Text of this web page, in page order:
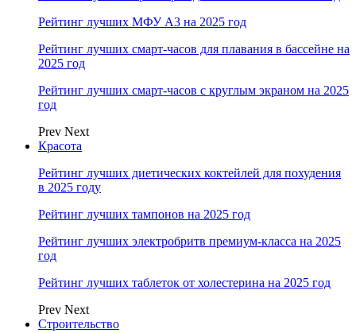
Рейтинг лучших МФУ А3 на 2025 год
Рейтинг лучших смарт-часов для плавания в бассейне на
2025 год
Рейтинг лучших смарт-часов с круглым экраном на 2025
год
Prev Next
Красота
Рейтинг лучших диетических коктейлей для похудения
в 2025 году
Рейтинг лучших тампонов на 2025 год
Рейтинг лучших электробритв премиум-класса на 2025
год
Рейтинг лучших таблеток от холестерина на 2025 год
Prev Next
Строительство